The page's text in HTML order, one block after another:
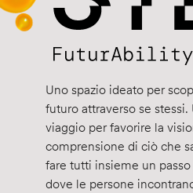
Uno spazio ideato per
futuro attraverso se stessi.
viaggio per favorire la
comprensione di ciò che
fare tutti insieme un
dove le persone